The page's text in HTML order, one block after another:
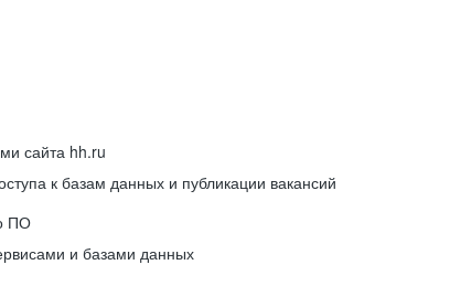
сайта hh.ru
к базам данных и публикации вакансий
ПО
и базами данных